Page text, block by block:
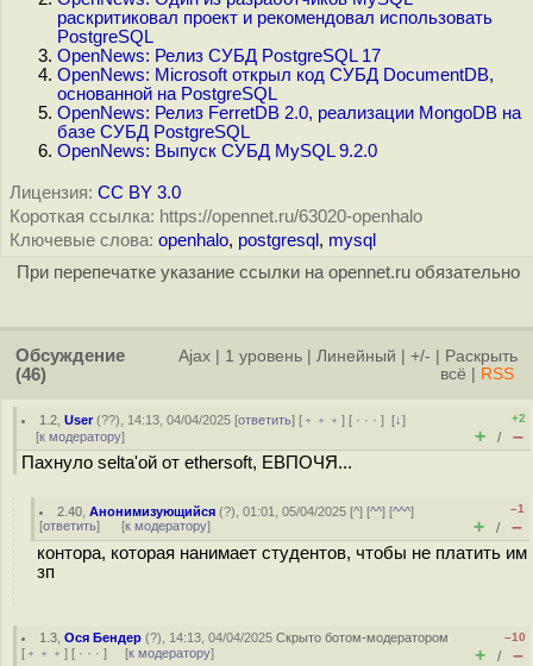
раскритиковал проект и рекомендовал использовать
PostgreSQL
OpenNews: Релиз СУБД PostgreSQL 17
OpenNews: Microsoft открыл код СУБД DocumentDB,
основанной на PostgreSQL
OpenNews: Релиз FerretDB 2.0, реализации MongoDB на
базе СУБД PostgreSQL
OpenNews: Выпуск СУБД MySQL 9.2.0
Лицензия: CC BY 3.0
Короткая ссылка: https://opennet.ru/63020-openhalo
Ключевые слова: openhalo, postgresql , mysql
При перепечатке указание ссылки на opennet.ru обязательно
Обсуждение
(46)
Ajax 1 уровень Линейный +/-
Раскрыть
всё
RSS
1.2 ,User(??), 14:13, 04/04/2025 [ответить] [ ﹢﹢﹢] [ · · ·][↓]
[к модератору]
+2
+ / –
Пахнуло selta'ой от ethersoft, ЕВПОЧЯ...
2.40 ,Анонимизующийся (?), 01:01, 05/04/2025 [^] [^^] [^^^]
[ответить] [к модератору]
–1
+ / –
контора, которая нанимает студентов, чтобы не платить им
зп
1.3 ,Ося Бендер (?), 14:13, 04/04/2025Скрыто ботом-модератором
[ ﹢﹢﹢ ] [ · · · ] [к модератору]
–10
+ / –